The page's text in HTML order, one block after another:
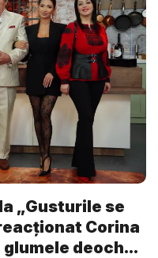
„Gusturile se
Corina
glumele deoch...